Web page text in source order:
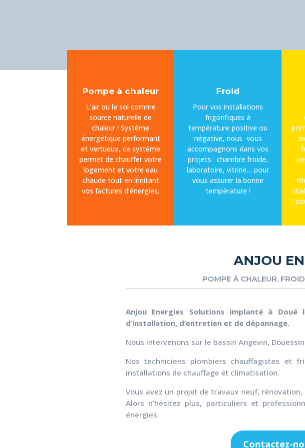
Pompe à chaleur
L’air ou le sol comme
source naturelle de
chaleur ! Système
énergétique performant
et vertueux, ce système
permet de chauffer votre
logement et votre eau
chaude tout en limitant
vos factures d’énergies.
Froid
Pour vos installations
frigorifiques à
température positive ou
négative, nous vous
accompagnons dans vos
projets : chambre froide,
laboratoire, vitrine… pour
vous assurer la bonne
température !
ANJOU
POMPE À CHALEUR,
Anjou Energies Solutions implanté à
d’installation, d’entretien et de dépannage.
Nous intervenons sur le bassin Angevin,
Nos techniciens plombiers chauffagistes et
installations de chauffage et climatisation.
Vous avez un projet de travaux neuf,
Alors n’hésitez plus, particuliers et
énergies.
Contactez-